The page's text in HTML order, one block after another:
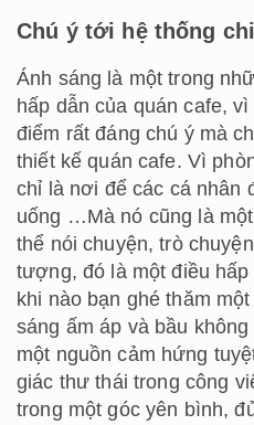
Chú ý tới hệ thống
Ánh sáng là một trong
hấp dẫn của quán cafe,
điểm rất đáng chú ý mà
thiết kế quán cafe. Vì
chỉ là nơi để các cá nhân
uống …Mà nó cũng là
thể nói chuyện, trò
tượng, đó là một điều
khi nào bạn ghé thăm
sáng ấm áp và bầu
một nguồn cảm hứng
giác thư thái trong công
trong một góc yên bình,